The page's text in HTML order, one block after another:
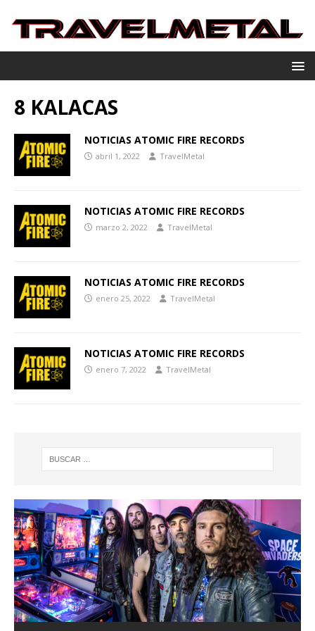
8 KALACAS
NOTICIAS ATOMIC FIRE RECORDS
abril 1, 2022 TravelMetal
NOTICIAS ATOMIC FIRE RECORDS
marzo 2, 2022 TravelMetal
NOTICIAS ATOMIC FIRE RECORDS
enero 25, 2022 TravelMetal
NOTICIAS ATOMIC FIRE RECORDS
enero 7, 2022 TravelMetal